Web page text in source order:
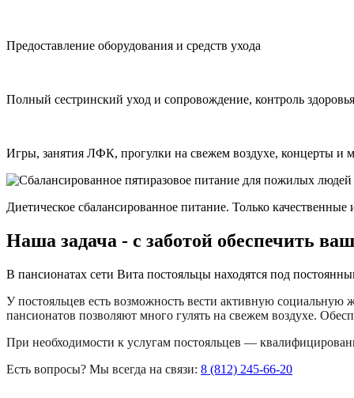
Предоставление оборудования и средств ухода
Полный сестринский уход и сопровождение, контроль
Игры, занятия ЛФК, прогулки на свежем воздухе, концерты и
Диетическое сбалансированное питание. Только
Наша задача - с заботой обеспечить
В пансионатах сети Вита постояльцы находятся под
У постояльцев есть возможность вести активную социальную
пансионатов позволяют много гулять на свежем воздухе.
При необходимости к услугам постояльцев —
Есть вопросы? Мы всегда на связи: 8 (812) 245-66-20